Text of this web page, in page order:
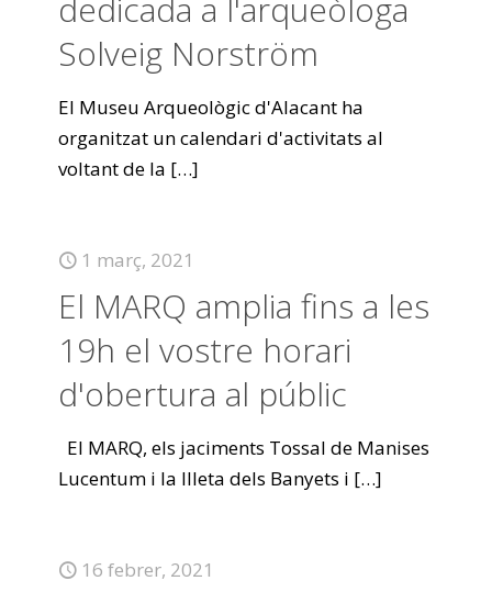
dedicada a l'arqueòloga
Solveig Norström
El Museu Arqueològic d'Alacant ha
organitzat un calendari d'activitats al
voltant de la […]
1 març, 2021
El MARQ amplia fins a les
19h el vostre horari
d'obertura al públic
El MARQ, els jaciments Tossal de Manises
Lucentum i la Illeta dels Banyets i […]
16 febrer, 2021